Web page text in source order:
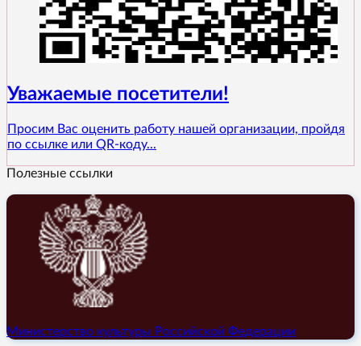
Уважаемые посетители!
Просим Вас оценить работу нашей организации, пройдя
по ссылке или QR-коду...
Полезные ссылки
Министерство культуры Российской Федерации